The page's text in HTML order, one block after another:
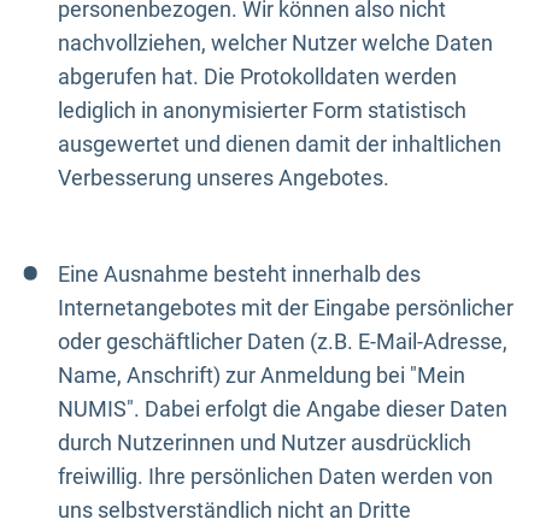
personenbezogen. Wir können also nicht
nachvollziehen, welcher Nutzer welche Daten
abgerufen hat. Die Protokolldaten werden
lediglich in anonymisierter Form statistisch
ausgewertet und dienen damit der inhaltlichen
Verbesserung unseres Angebotes.
Eine Ausnahme besteht innerhalb des
Internetangebotes mit der Eingabe persönlicher
oder geschäftlicher Daten (z.B. E-Mail-Adresse,
Name, Anschrift) zur Anmeldung bei "Mein
NUMIS". Dabei erfolgt die Angabe dieser Daten
durch Nutzerinnen und Nutzer ausdrücklich
freiwillig. Ihre persönlichen Daten werden von
uns selbstverständlich nicht an Dritte